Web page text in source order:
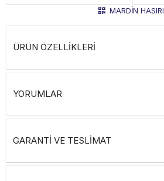
MARDİN HASIRI
ÜRÜN ÖZELLİKLERİ
YORUMLAR
GARANTİ VE TESLİMAT